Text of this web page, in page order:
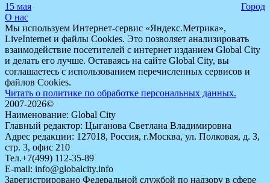
15 мая
Город
О нас
Мы используем Интернет-сервис «Яндекс.Метрика»,
LiveInternet и файлы Cookies. Это позволяет анализировать
взаимодействие посетителей с интернет изданием Global City
и делать его лучше. Оставаясь на сайте Global City, вы
соглашаетесь с использованием перечисленных сервисов и
файлов Cookies.
Читать о политике по обработке персональных данных.
2007-2026©
Наименование: Global City
Главный редактор: Цыганова Светлана Владимировна
Адрес редакции: 127018, Россия, г.Москва, ул. Полковая, д. 3,
стр. 3, офис 210
Тел.+7(499) 112-35-89
E-mail: info@globalcity.info
Зарегистрировано Федеральной службой по надзору в сфере